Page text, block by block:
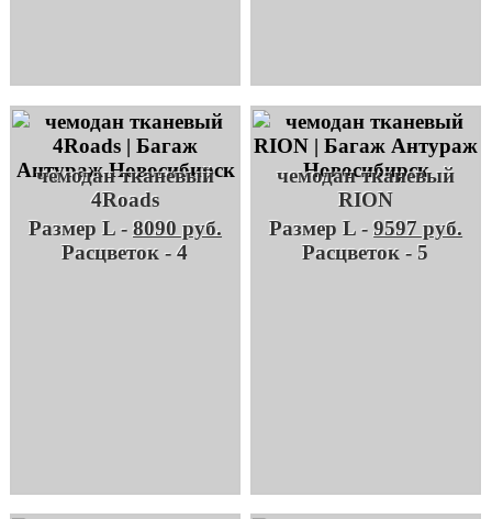
чемодан тканевый
4Roads
Размер L -8090 руб.
Расцветок - 4
чемодан тканевый
RION
Размер L -9597 руб.
Расцветок - 5